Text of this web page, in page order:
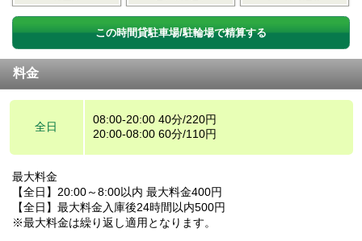
この時間貸駐車場/駐輪場で精算する
料金
全日
08:00-20:00 40分/220円
20:00-08:00 60分/110円
最大料金
【全日】20:00～8:00以内 最大料金400円
【全日】最大料金入庫後24時間以内500円
※最大料金は繰り返し適用となります。